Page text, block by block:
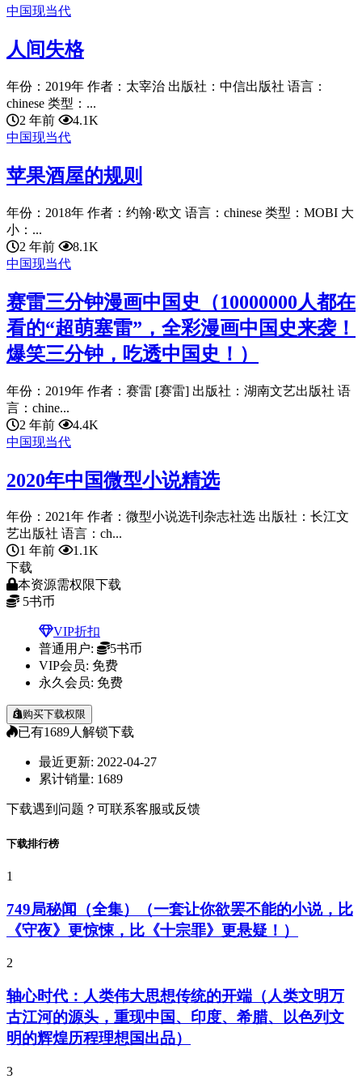
中国现当代
人间失格
年份：2019年 作者：太宰治 出版社：中信出版社 语言：
chinese 类型：...
2 年前
4.1K
中国现当代
苹果酒屋的规则
年份：2018年 作者：约翰·欧文 语言：chinese 类型：MOBI 大
小：...
2 年前
8.1K
中国现当代
赛雷三分钟漫画中国史（10000000人都在
看的“超萌塞雷”，全彩漫画中国史来袭！
爆笑三分钟，吃透中国史！）
年份：2019年 作者：赛雷 [赛雷] 出版社：湖南文艺出版社 语
言：chine...
2 年前
4.4K
中国现当代
2020年中国微型小说精选
年份：2021年 作者：微型小说选刊杂志社选 出版社：长江文
艺出版社 语言：ch...
1 年前
1.1K
下载
本资源需权限下载
5书币
VIP折扣
普通用户:
5书币
VIP会员: 免费
永久会员: 免费
购买下载权限
已有1689人解锁下载
最近更新: 2022-04-27
累计销量: 1689
下载遇到问题？可联系客服或反馈
下载排行榜
1
749局秘闻（全集）（一套让你欲罢不能的小说，比
《守夜》更惊悚，比《十宗罪》更悬疑！）
2
轴心时代：人类伟大思想传统的开端（人类文明万
古江河的源头，重现中国、印度、希腊、以色列文
明的辉煌历程理想国出品）
3